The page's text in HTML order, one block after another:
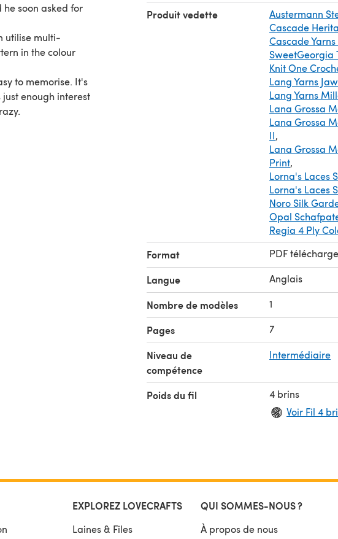
soon asked for
utilise multi-
in the colour
to memorise. It's
enough interest
Produit vedette Austermann
Cascade
Cascade
SweetGeorgia
Knit One
Lang Yarns
Lang Yarns
Lana Grossa
Lana Grossa
II,
Lana Grossa
Print,
Lorna's Laces
Lorna's Laces
Noro Silk
Opal
Regia 4 Ply
Format PDF
Langue Anglais
Nombre de modèles 1
Pages 7
Niveau de
compétence
Intermédiaire
Poids du fil
4 brins
Voir Fil 4
EXPLOREZ LOVECRAFTS
Laines & Files
QUI SOMMES-NOUS ?
À propos de nous